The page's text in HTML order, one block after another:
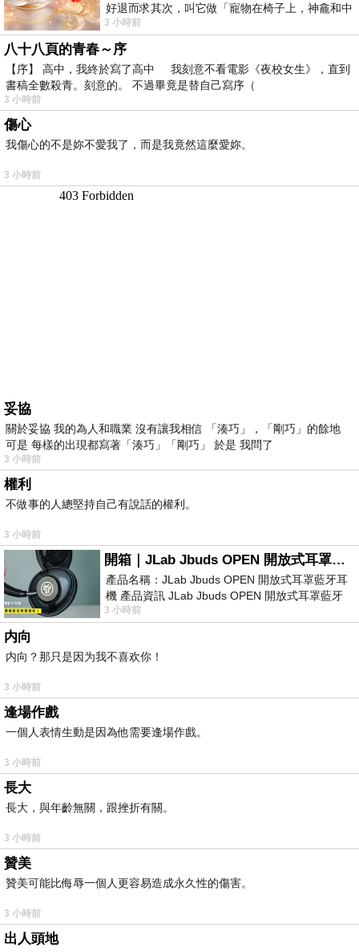
好退而求其次，叫它做「寵物在椅子上，神龕和中
年人臉孔」的畫了。 六月底
3 小時前
八十八頁的青春～序
【序】 高中，我終於寫了高中 我刻意不看電影《夜校女生》，直到
書稿全數殺青。刻意的。 不過畢竟是替自己寫序（
3 小時前
傷心
我傷心的不是妳不愛我了，而是我竟然這麼愛妳。
3 小時前
妥協
關於妥協 我的為人和職業 沒有讓我相信 「湊巧」，「剛巧」的餘地
可是 每樣的出現都寫著「湊巧」「剛巧」 於是 我問了
3 小時前
權利
不做事的人總堅持自己有說話的權利。
3 小時前
開箱｜JLab Jbuds OPEN 開放式耳罩藍牙耳機 - 設計美學，輕巧、透氣、環境音全物理達成！
產品名稱：JLab Jbuds OPEN 開放式耳罩藍牙耳
機 產品資訊 JLab Jbuds OPEN 開放式耳罩藍牙
耳機評語：非常有特色，值得喜愛美型工
3 小時前
内向
内向？那只是因为我不喜欢你！
3 小時前
逢場作戲
一個人表情生動是因為他需要逢場作戲。
3 小時前
長大
長大，與年齡無關，跟挫折有關。
3 小時前
贊美
贊美可能比侮辱一個人更容易造成永久性的傷害。
3 小時前
出人頭地